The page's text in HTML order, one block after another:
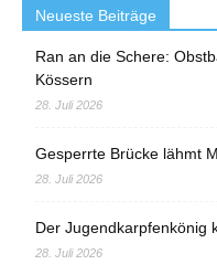
Neueste Beiträge
Ran an die Schere:
Kössern
28. Juli 2026
Gesperrte Brücke lähmt
28. Juli 2026
Der Jugendkarpfenkönig
28. Juli 2026